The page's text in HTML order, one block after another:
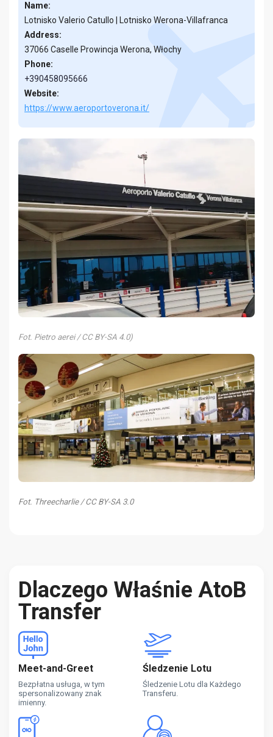
Name:
Lotnisko Valerio Catullo | Lotnisko Werona-Villafranca
Address:
37066 Caselle Prowincja Werona, Włochy
Phone:
+390458095666
Website:
https://www.aeroportoverona.it/
Fot. Pietro aerei / CC BY-SA 4.0)
Fot. Threecharlie / CC BY-SA 3.0
Dlaczego Właśnie AtoB
Transfer
Meet-and-Greet
Bezpłatna usługa, w tym
spersonalizowany znak
imienny.
Śledzenie Lotu
Śledzenie Lotu dla Każdego
Transferu.